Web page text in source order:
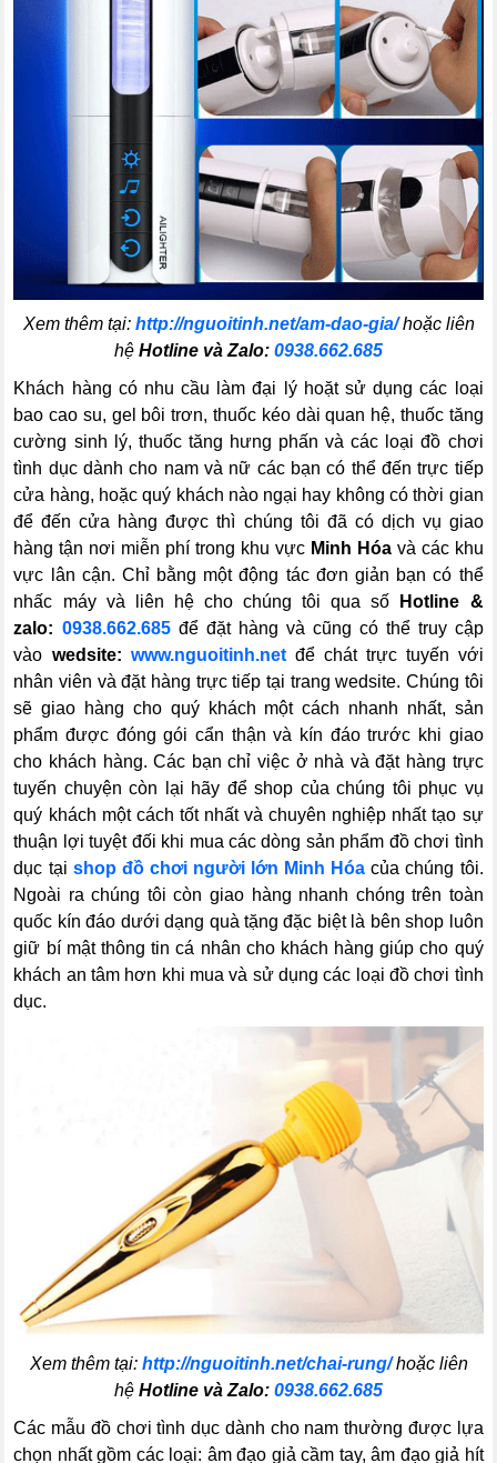
Xem thêm tại: http://nguoitinh.net/am-dao-gia/hoặc liên
hệ Hotline và Zalo: 0938.662.685
Khách hàng có nhu cầu làm đại lý hoặt sử dụng các loại
bao cao su, gel bôi trơn, thuốc kéo dài quan hệ, thuốc tăng
cường sinh lý, thuốc tăng hưng phấn và các loại đồ chơi
tình dục dành cho nam và nữ các bạn có thể đến trực tiếp
cửa hàng, hoặc quý khách nào ngại hay không có thời gian
để đến cửa hàng được thì chúng tôi đã có dịch vụ giao
hàng tận nơi miễn phí trong khu vực Minh Hóavà các khu
vực lân cận. Chỉ bằng một động tác đơn giản bạn có thể
nhấc máy và liên hệ cho chúng tôi qua số
Hotline &
zalo: 0938.662.685để đặt hàng và cũng có thể truy cập
vào wedsite: www.nguoitinh.netđể chát trực tuyến với
nhân viên và đặt hàng trực tiếp tại trang wedsite. Chúng tôi
sẽ giao hàng cho quý khách một cách nhanh nhất, sản
phẩm được đóng gói cẩn thận và kín đáo trước khi giao
cho khách hàng. Các bạn chỉ việc ở nhà và đặt hàng trực
tuyến chuyện còn lại hãy để shop của chúng tôi phục vụ
quý khách một cách tốt nhất và chuyên nghiệp nhất tạo sự
thuận lợi tuyệt đối khi mua các dòng sản phẩm đồ chơi tình
dục tại shop đồ chơi người lớn Minh Hóa của chúng tôi.
Ngoài ra chúng tôi còn giao hàng nhanh chóng trên toàn
quốc kín đáo dưới dạng quà tặng đặc biệt là bên shop luôn
giữ bí mật thông tin cá nhân cho khách hàng giúp cho quý
khách an tâm hơn khi mua và sử dụng các loại đồ chơi tình
dục.
Xem thêm tại: http://nguoitinh.net/chai-rung/hoặc liên
hệ Hotline và Zalo: 0938.662.685
Các mẫu đồ chơi tình dục dành cho nam thường được lựa
chọn nhất gồm các loại: âm đạo giả cầm tay, âm đạo giả hít